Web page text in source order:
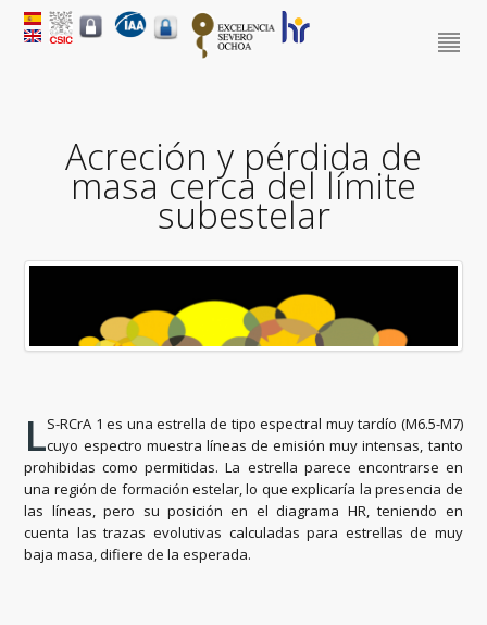
Acreción y pérdida de
masa cerca del límite
subestelar
LS-RCrA 1 es una estrella de tipo espectral muy tardío (M6.5-M7)
cuyo espectro muestra líneas de emisión muy intensas, tanto
prohibidas como permitidas. La estrella parece encontrarse en
una región de formación estelar, lo que explicaría la presencia de
las líneas, pero su posición en el diagrama HR, teniendo en
cuenta las trazas evolutivas calculadas para estrellas de muy
baja masa, difiere de la esperada.